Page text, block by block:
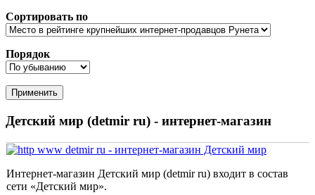
Сортировать по
Порядок
Детский мир (detmir ru) - интернет-магазин
Интернет-магазин Детский мир (detmir ru) входит в состав
сети «Детский мир».